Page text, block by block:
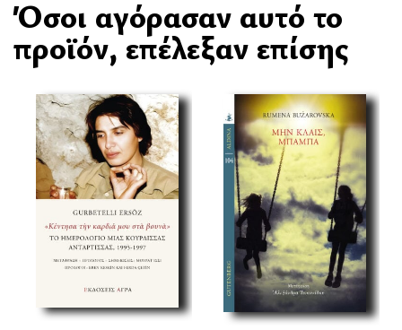
Όσοι αγόρασαν αυτό το
προϊόν, επέλεξαν επίσης